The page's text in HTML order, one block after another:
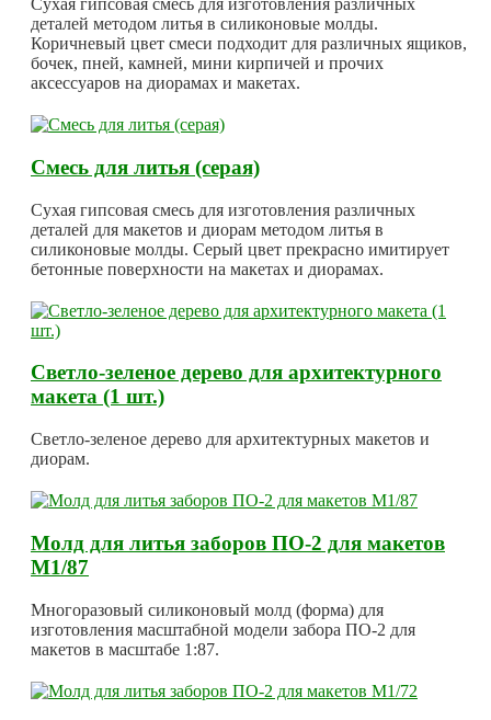
Сухая гипсовая смесь для изготовления различных
деталей методом литья в силиконовые молды.
Коричневый цвет смеси подходит для различных ящиков,
бочек, пней, камней, мини кирпичей и прочих
аксессуаров на диорамах и макетах.
Смесь для литья (серая)
Сухая гипсовая смесь для изготовления различных
деталей для макетов и диорам методом литья в
силиконовые молды. Серый цвет прекрасно имитирует
бетонные поверхности на макетах и диорамах.
Светло-зеленое дерево для архитектурного
макета (1 шт.)
Светло-зеленое дерево для архитектурных макетов и
диорам.
Молд для литья заборов ПО-2 для макетов
М1/87
Многоразовый силиконовый молд (форма) для
изготовления масштабной модели забора ПО-2 для
макетов в масштабе 1:87.